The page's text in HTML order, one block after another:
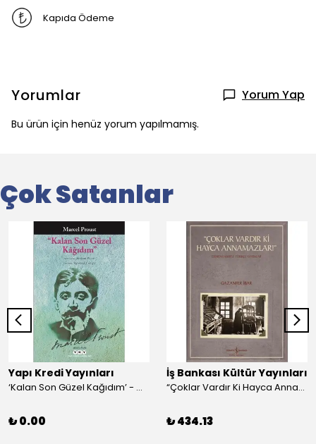
Kapıda Ödeme
Yorumlar Yorum Yap
Bu ürün için henüz yorum yapılmamış.
Çok Satanlar
Yapı Kredi Yayınları
‘Kalan Son Güzel Kağıdım’ - Marcel Proust
₺ 0.00
İş Bankası Kültür Yayınları
“Çoklar Vardır Ki Hayca Annamazlar!” - Gazanfer İbar
₺ 434.13